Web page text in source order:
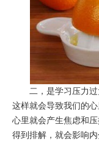
二，是学习压力过
这样就会导致我们的
心里就会产生焦虑和
得到排解，就会影响